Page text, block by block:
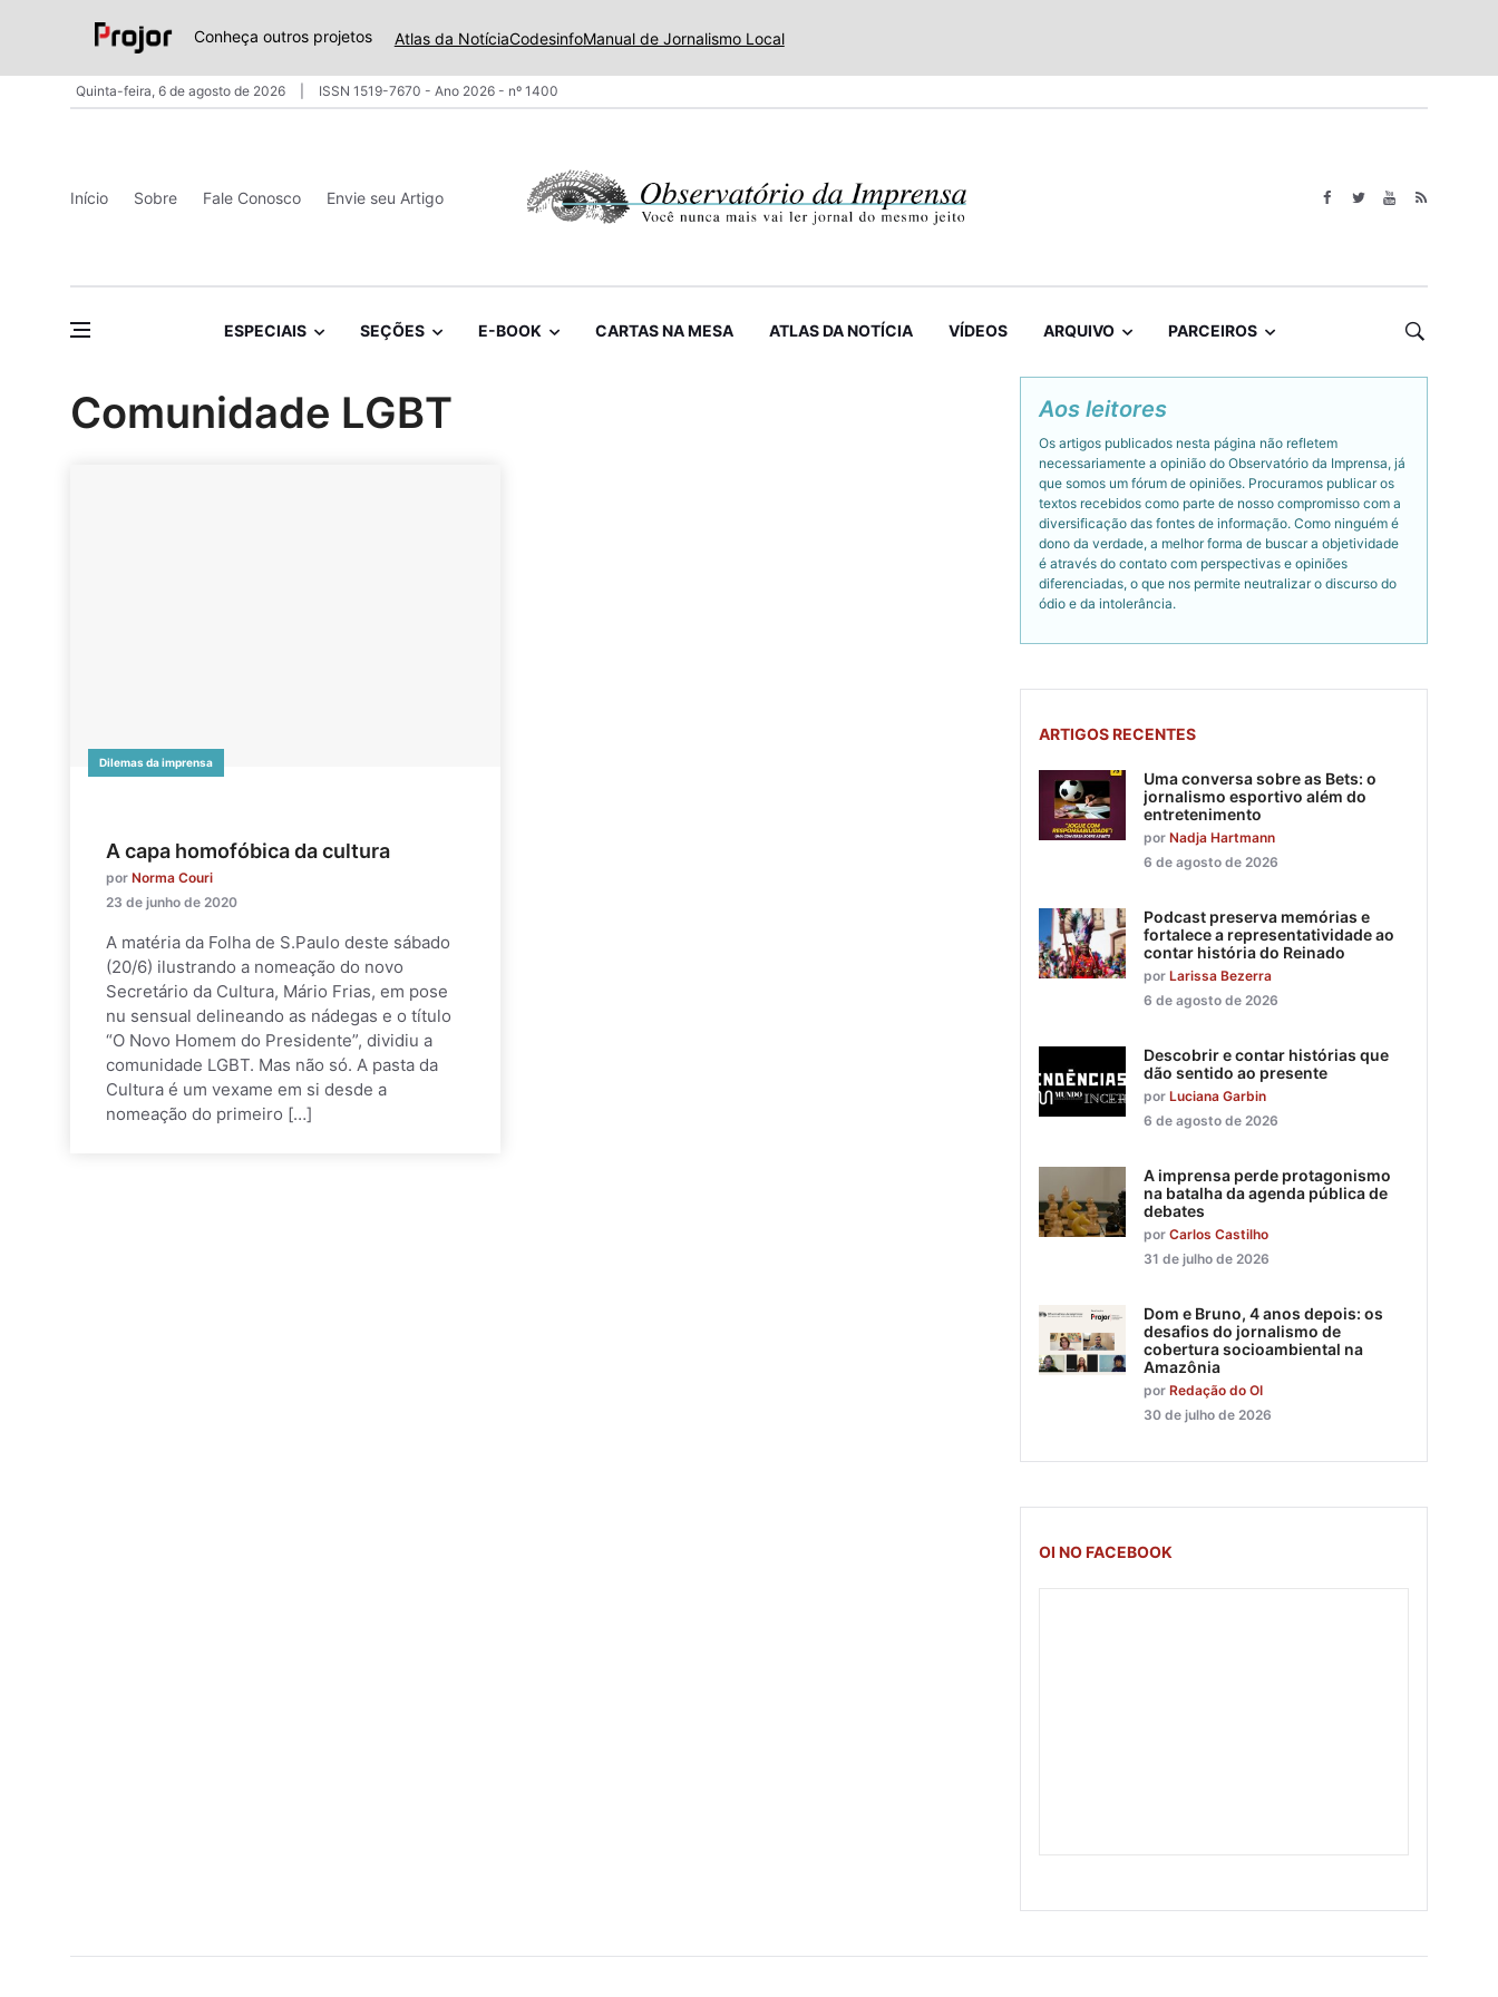
Conheça outros projetos Atlas da NotíciaCodesinfoManual de Jornalismo Local
Quinta-feira, 6 de agosto de 2026 ISSN 1519-7670 - Ano 2026 - nº 1400
Início Sobre Fale Conosco Envie seu Artigo
ESPECIAIS SEÇÕES E-BOOK CARTAS NA MESA ATLAS DA NOTÍCIA VÍDEOS ARQUIVO PARCEIROS
Comunidade LGBT
Dilemas da imprensa
A capa homofóbica da cultura
por Norma Couri
23 de junho de 2020
A matéria da Folha de S.Paulo deste sábado
(20/6) ilustrando a nomeação do novo
Secretário da Cultura, Mário Frias, em pose
nu sensual delineando as nádegas e o título
“O Novo Homem do Presidente”, dividiu a
comunidade LGBT. Mas não só. A pasta da
Cultura é um vexame em si desde a
nomeação do primeiro […]
Aos leitores
Os artigos publicados nesta página não refletem
necessariamente a opinião do Observatório da Imprensa, já
que somos um fórum de opiniões. Procuramos publicar os
textos recebidos como parte de nosso compromisso com a
diversificação das fontes de informação. Como ninguém é
dono da verdade, a melhor forma de buscar a objetividade
é através do contato com perspectivas e opiniões
diferenciadas, o que nos permite neutralizar o discurso do
ódio e da intolerância.
ARTIGOS RECENTES
Uma conversa sobre as Bets: o
jornalismo esportivo além do
entretenimento
por Nadja Hartmann
6 de agosto de 2026
Podcast preserva memórias e
fortalece a representatividade ao
contar história do Reinado
por Larissa Bezerra
6 de agosto de 2026
Descobrir e contar histórias que
dão sentido ao presente
por Luciana Garbin
6 de agosto de 2026
A imprensa perde protagonismo
na batalha da agenda pública de
debates
por Carlos Castilho
31 de julho de 2026
Dom e Bruno, 4 anos depois: os
desafios do jornalismo de
cobertura socioambiental na
Amazônia
por Redação do OI
30 de julho de 2026
OI NO FACEBOOK